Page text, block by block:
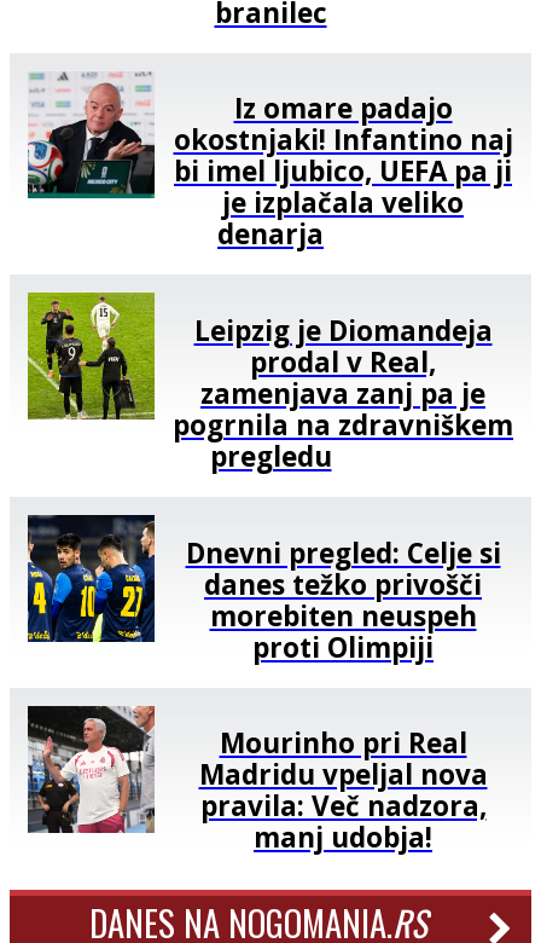
branilec
Iz omare padajo
okostnjaki! Infantino naj
bi imel ljubico, UEFA pa ji
je izplačala veliko
denarja
Leipzig je Diomandeja
prodal v Real,
zamenjava zanj pa je
pogrnila na zdravniškem
pregledu
Dnevni pregled: Celje si
danes težko privošči
morebiten neuspeh
proti Olimpiji
Mourinho pri Real
Madridu vpeljal nova
pravila: Več nadzora,
manj udobja!
DANES NA NOGOMANIA.RS